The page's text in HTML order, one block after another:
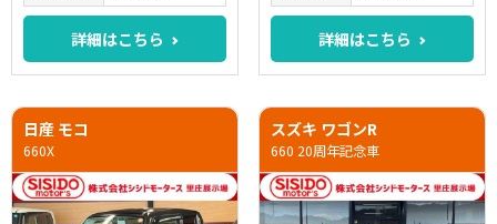
詳細はこちら 詳細はこちら
日産 モコ
660X
スズキ ワゴンR
660 20周年記念車